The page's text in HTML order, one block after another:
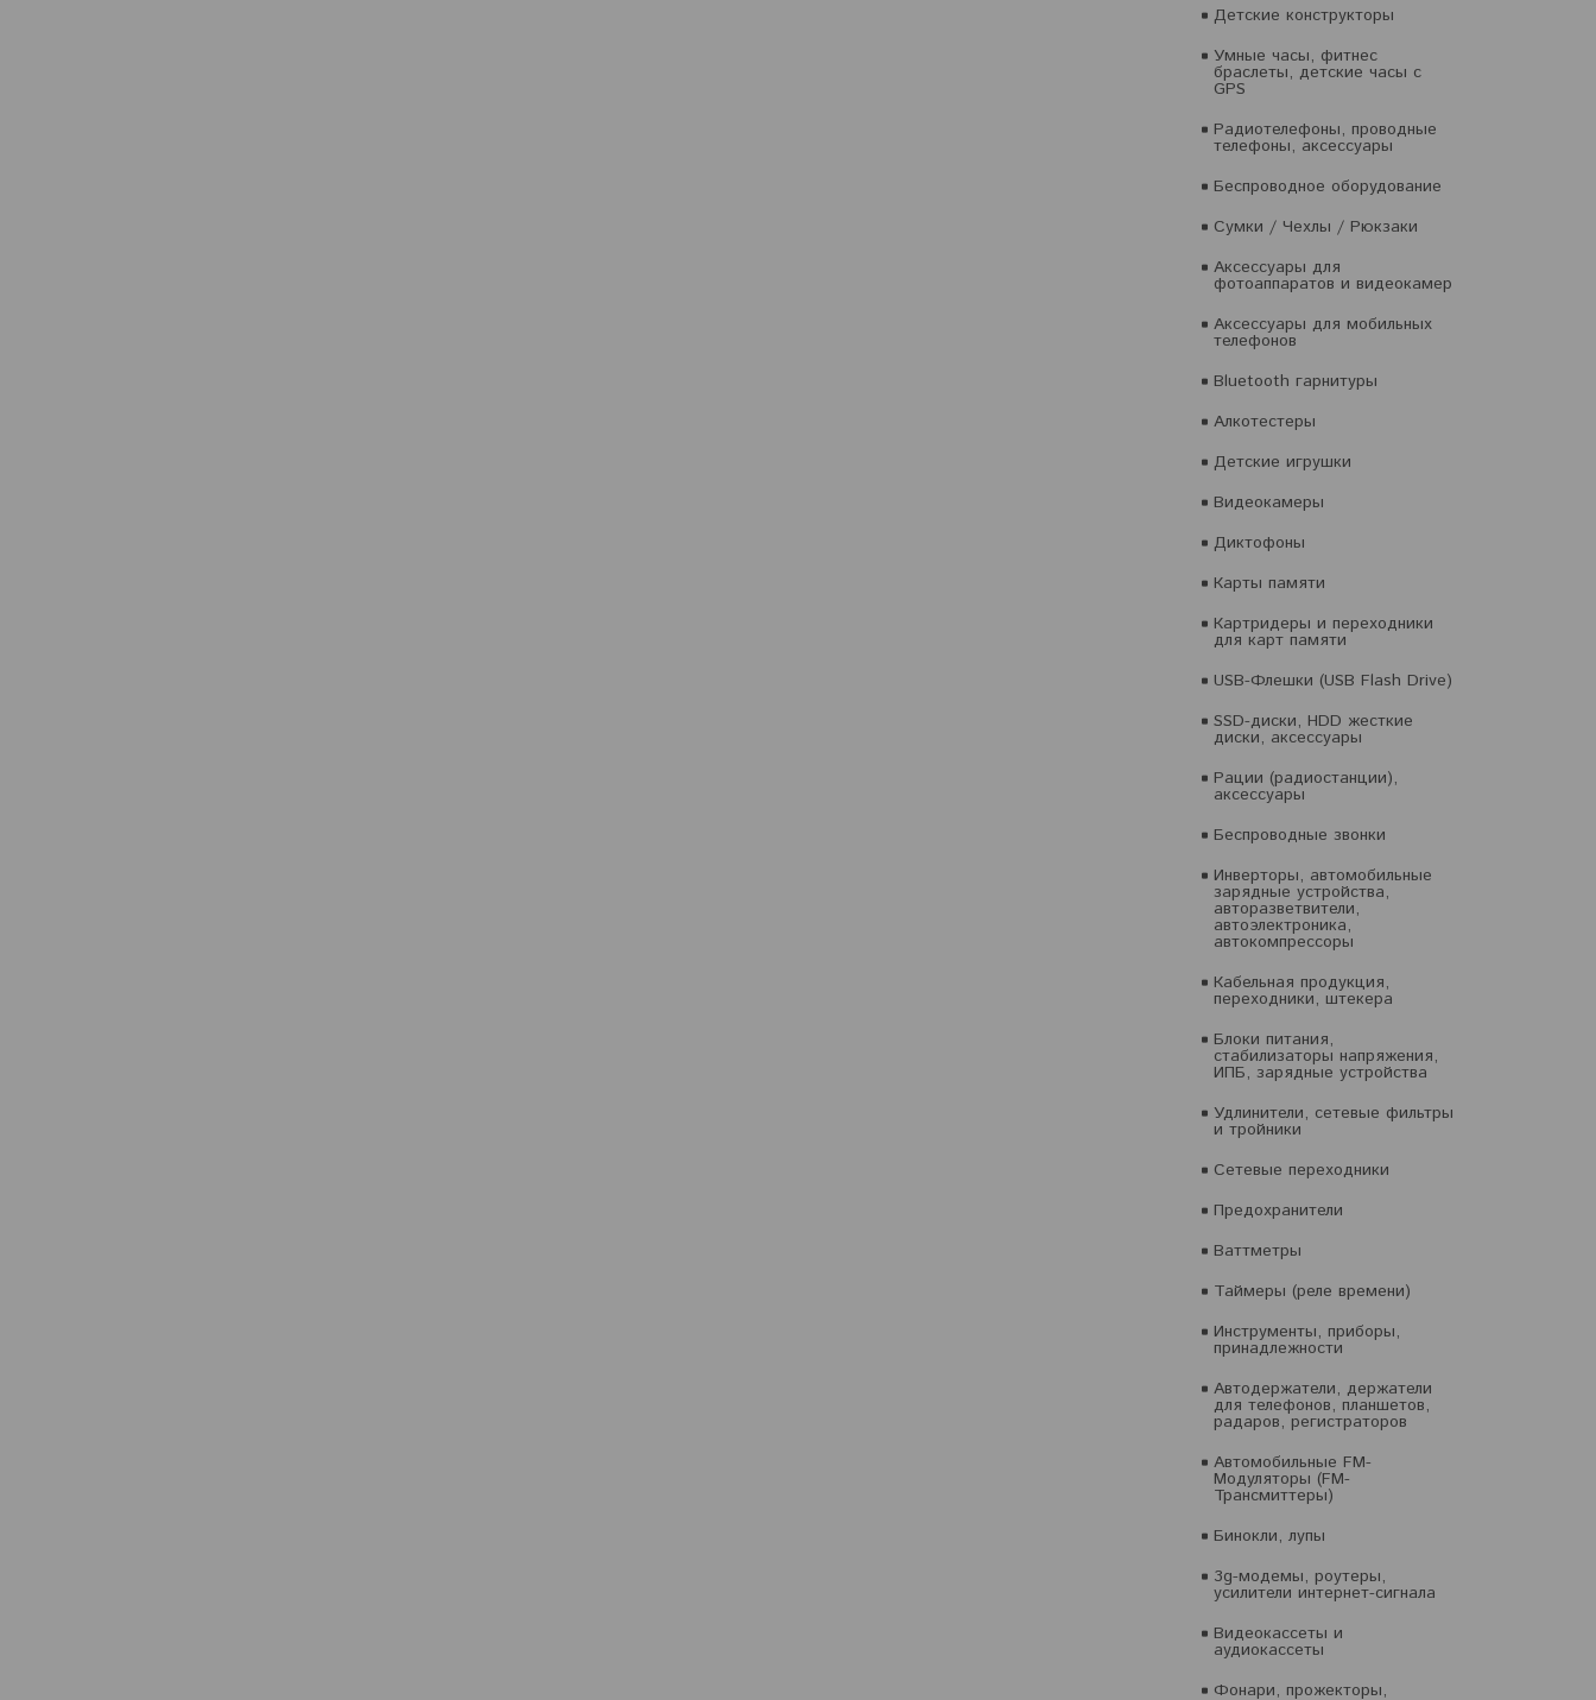
Детские конструкторы
Умные часы, фитнес
браслеты, детские часы с
GPS
Радиотелефоны, проводные
телефоны, аксессуары
Беспроводное оборудование
Сумки / Чехлы / Рюкзаки
Аксессуары для
фотоаппаратов и видеокамер
Аксессуары для мобильных
телефонов
Bluetooth гарнитуры
Алкотестеры
Детские игрушки
Видеокамеры
Диктофоны
Карты памяти
Картридеры и переходники
для карт памяти
USB-Флешки (USB Flash Drive)
SSD-диски, HDD жесткие
диски, аксессуары
Рации (радиостанции),
аксессуары
Беспроводные звонки
Инверторы, автомобильные
зарядные устройства,
авторазветвители,
автоэлектроника,
автокомпрессоры
Кабельная продукция,
переходники, штекера
Блоки питания,
стабилизаторы напряжения,
ИПБ, зарядные устройства
Удлинители, сетевые фильтры
и тройники
Сетевые переходники
Предохранители
Ваттметры
Таймеры (реле времени)
Инструменты, приборы,
принадлежности
Автодержатели, держатели
для телефонов, планшетов,
радаров, регистраторов
Автомобильные FM-
Модуляторы (FM-
Трансмиттеры)
Бинокли, лупы
3g-модемы, роутеры,
усилители интернет-сигнала
Видеокассеты и
аудиокассеты
Фонари, прожекторы,